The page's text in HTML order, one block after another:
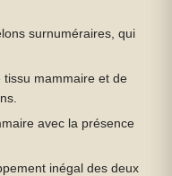
surnuméraires, qui
tissu mammaire et de
avec la présence
inégal des deux